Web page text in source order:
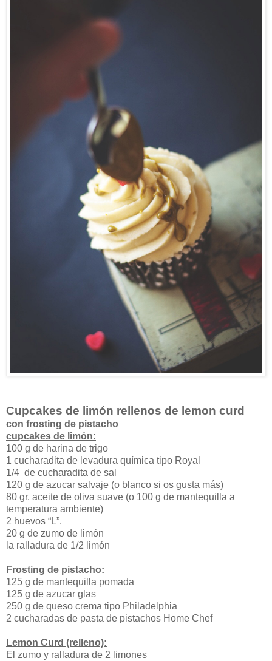
Cupcakes de limón rellenos de lemon curd
con frosting de pistacho
cupcakes de limón:
100 g de harina de trigo
1 cucharadita de levadura química tipo Royal
1/4 de cucharadita de sal
120 g de azucar salvaje (o blanco si os gusta más)
80 gr. aceite de oliva suave (o 100 g de mantequilla a
temperatura ambiente)
2 huevos “L”.
20 g de zumo de limón
la ralladura de 1/2 limón
Frosting de pistacho:
125 g de mantequilla pomada
125 g de azucar glas
250 g de queso crema tipo Philadelphia
2 cucharadas de pasta de pistachos Home Chef
Lemon Curd (relleno):
El zumo y ralladura de 2 limones